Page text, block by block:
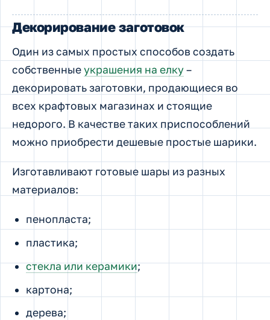
Декорирование заготовок
Один из самых простых способов создать
собственныеукрашения на елку–
декорировать заготовки, продающиеся во
всех крафтовых магазинах и стоящие
недорого. В качестве таких приспособлений
можно приобрести дешевые простые шарики.
Изготавливают готовые шары из разных
материалов:
пенопласта;
пластика;
стекла или керамики;
картона;
дерева;